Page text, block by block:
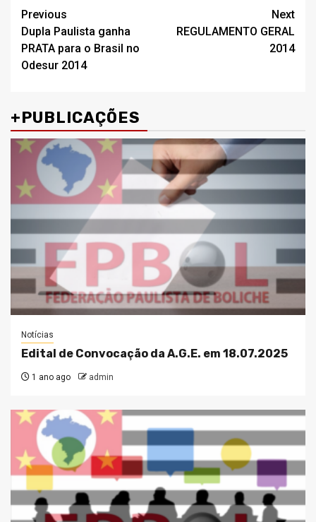
Post
navigation
Previous
Dupla Paulista ganha
PRATA para o Brasil no
Odesur 2014
Next
REGULAMENTO GERAL
2014
+PUBLICAÇÕES
Notícias
Edital de Convocação da A.G.E. em 18.07.2025
1 ano ago admin